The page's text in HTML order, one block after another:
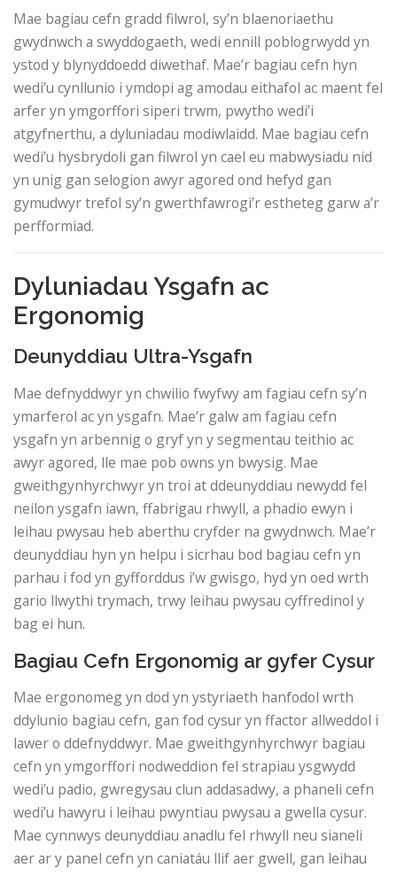
Mae bagiau cefn gradd filwrol, sy’n blaenoriaethu
gwydnwch a swyddogaeth, wedi ennill poblogrwydd yn
ystod y blynyddoedd diwethaf. Mae’r bagiau cefn hyn
wedi’u cynllunio i ymdopi ag amodau eithafol ac maent fel
arfer yn ymgorffori siperi trwm, pwytho wedi’i
atgyfnerthu, a dyluniadau modiwlaidd. Mae bagiau cefn
wedi’u hysbrydoli gan filwrol yn cael eu mabwysiadu nid
yn unig gan selogion awyr agored ond hefyd gan
gymudwyr trefol sy’n gwerthfawrogi’r estheteg garw a’r
perfformiad.
Dyluniadau Ysgafn ac
Ergonomig
Deunyddiau Ultra-Ysgafn
Mae defnyddwyr yn chwilio fwyfwy am fagiau cefn sy’n
ymarferol ac yn ysgafn. Mae’r galw am fagiau cefn
ysgafn yn arbennig o gryf yn y segmentau teithio ac
awyr agored, lle mae pob owns yn bwysig. Mae
gweithgynhyrchwyr yn troi at ddeunyddiau newydd fel
neilon ysgafn iawn, ffabrigau rhwyll, a phadio ewyn i
leihau pwysau heb aberthu cryfder na gwydnwch. Mae’r
deunyddiau hyn yn helpu i sicrhau bod bagiau cefn yn
parhau i fod yn gyfforddus i’w gwisgo, hyd yn oed wrth
gario llwythi trymach, trwy leihau pwysau cyffredinol y
bag ei ​​hun.
Bagiau Cefn Ergonomig ar gyfer Cysur
Mae ergonomeg yn dod yn ystyriaeth hanfodol wrth
ddylunio bagiau cefn, gan fod cysur yn ffactor allweddol i
lawer o ddefnyddwyr. Mae gweithgynhyrchwyr bagiau
cefn yn ymgorffori nodweddion fel strapiau ysgwydd
wedi’u padio, gwregysau clun addasadwy, a phaneli cefn
wedi’u hawyru i leihau pwyntiau pwysau a gwella cysur.
Mae cynnwys deunyddiau anadlu fel rhwyll neu sianeli
aer ar y panel cefn yn caniatáu llif aer gwell, gan leihau